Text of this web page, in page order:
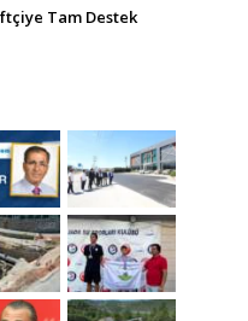
Tam Destek